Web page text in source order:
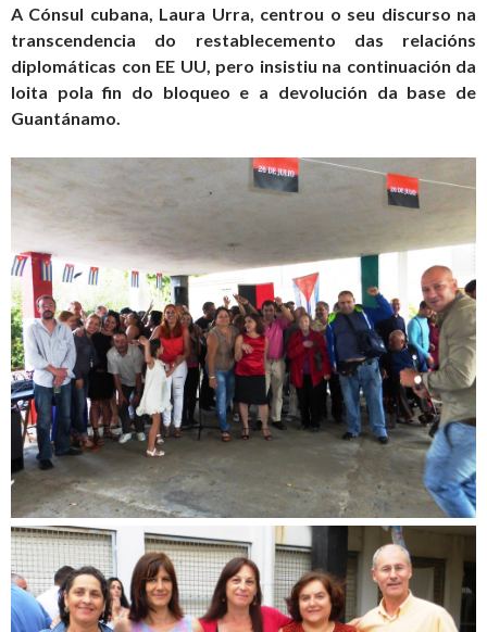
A Cónsul cubana, Laura Urra, centrou o seu discurso na
transcendencia do restablecemento das relacións
diplomáticas con EE UU, pero insistiu na continuación da
loita pola fin do bloqueo e a devolución da base de
Guantánamo.